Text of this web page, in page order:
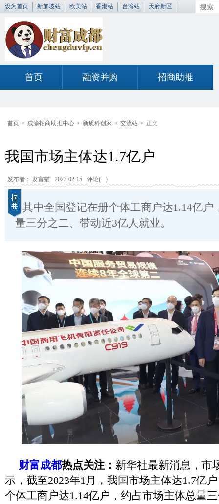
设为首页 新加坡站 欧美站 香港站 台湾站 天府新区
首页 融资并购 招商助推
首页 > 成渝招商助推中心 > 新质科创家 > 交流站 > 正文
我国市场主体达1.7亿户
发布者： 财富猫 2023-02-15 评论( )
其中全国登记在册个体工商户达1.14亿户
量三分之二、带动近3亿人就业。
财富成都热点关注： 新华社最新消息，市
示，截至2023年1月，我国市场主体达1.7亿
个体工商户达1.14亿户，约占市场主体总量